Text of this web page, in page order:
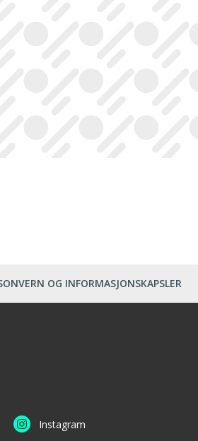
OG INFORMASJONSKAPSLER
Instagram